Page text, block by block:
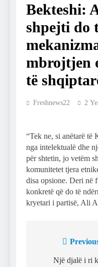
Bekteshi:
shpejti do
mbrojtjen
të
Freshnews22 2
“Tek ne, si anëtarë të
nga intelektualë dhe
për shtetin, jo vetëm
komunitetet tjera
disa opsione. Deri në
konkretë që do të
kryetari i partisë, Ali
navigation
Një djalë i ri